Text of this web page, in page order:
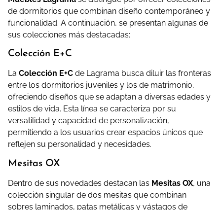
de dormitorios que combinan diseño contemporáneo y
funcionalidad. A continuación, se presentan algunas de
sus colecciones más destacadas:​
Colección E+C
La Colección E+C de Lagrama busca diluir las fronteras
entre los dormitorios juveniles y los de matrimonio,
ofreciendo diseños que se adaptan a diversas edades y
estilos de vida. Esta línea se caracteriza por su
versatilidad y capacidad de personalización,
permitiendo a los usuarios crear espacios únicos que
reflejen su personalidad y necesidades.
Mesitas OX
Dentro de sus novedades destacan las Mesitas OX, una
colección singular de dos mesitas que combinan
sobres laminados, patas metálicas y vástagos de